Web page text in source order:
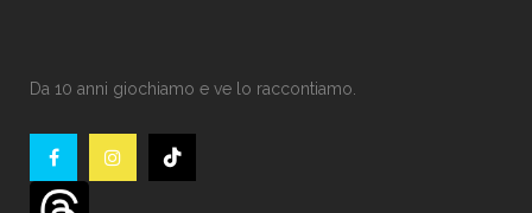
Da 10 anni giochiamo e ve lo raccontiamo.